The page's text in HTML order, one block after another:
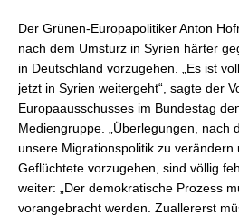
Der Grünen-Europapolitiker Anton
nach dem Umsturz in Syrien härter
in Deutschland vorzugehen. „Es ist
jetzt in Syrien weitergeht“, sagte der
Europaausschusses im Bundestag
Mediengruppe. „Überlegungen, nach
unsere Migrationspolitik zu
Geflüchtete vorzugehen, sind völlig
weiter: „Der demokratische Prozess
vorangebracht werden. Zuallererst